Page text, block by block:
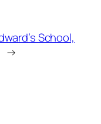
School,
→